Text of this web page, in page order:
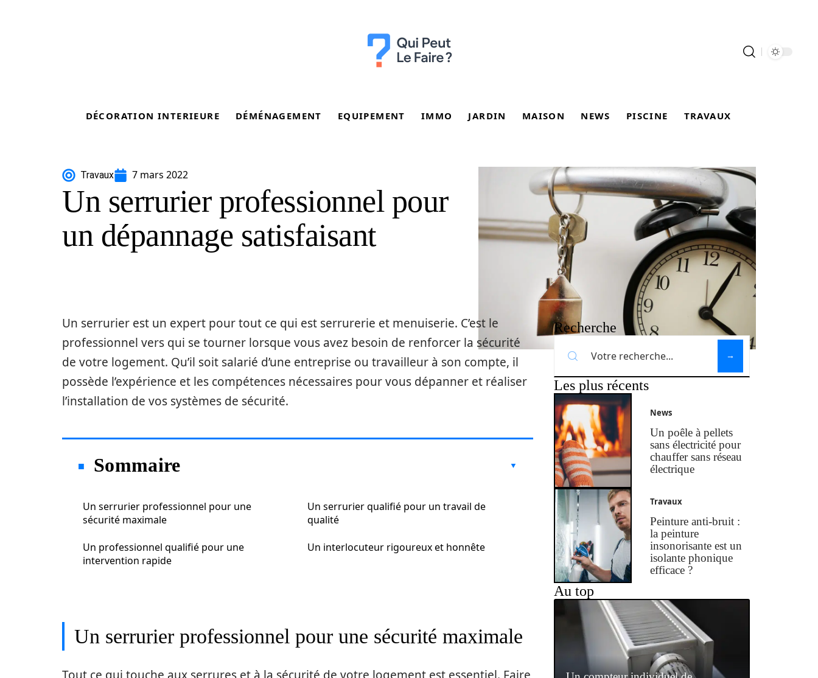
DÉCORATION INTERIEURE DÉMÉNAGEMENT EQUIPEMENT IMMO JARDIN MAISON NEWS PISCINE TRAVAUX
Travaux 7 mars 2022
Un serrurier professionnel pour
un dépannage satisfaisant
Un serrurier est un expert pour tout ce qui est serrurerie et menuiserie. C’est le
professionnel vers qui se tourner lorsque vous avez besoin de renforcer la sécurité
de votre logement. Qu’il soit salarié d’une entreprise ou travailleur à son compte, il
possède l’expérience et les compétences nécessaires pour vous dépanner et réaliser
l’installation de vos systèmes de sécurité.
Sommaire
Un serrurier professionnel pour une
sécurité maximale
Un professionnel qualifié pour une
intervention rapide
Un serrurier qualifié pour un travail de
qualité
Un interlocuteur rigoureux et honnête
Un serrurier professionnel pour une sécurité maximale
Recherche
Les plus récents
News
Un poêle à pellets
sans électricité pour
chauffer sans réseau
électrique
Travaux
Peinture anti-bruit :
la peinture
insonorisante est un
isolante phonique
efficace ?
Au top